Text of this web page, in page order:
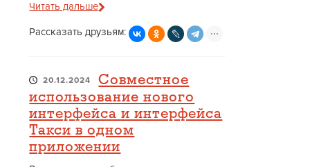
Читать дальше
Рассказать друзьям:
20.12.2024
Совместное
использование нового
интерфейса и интерфейса
Такси в одном
приложении